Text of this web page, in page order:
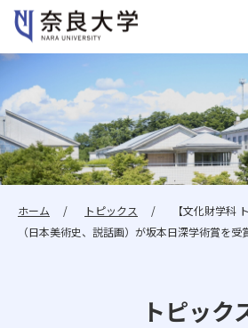
大学紹介
学部・大学院
ホーム トピックス
【文化財学科
（日本美術史、説話画）が坂本日深学術賞を受
トピック